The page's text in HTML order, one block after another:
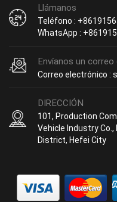
Llámanos
Teléfono :
WhatsApp :
Envíanos un
Correo electrónico :
DIRECCIÓN
101, Production
Vehicle Industry Co.,
District, Hefei City